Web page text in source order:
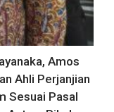
Amos
Ahli Perjanjian
Sesuai Pasal